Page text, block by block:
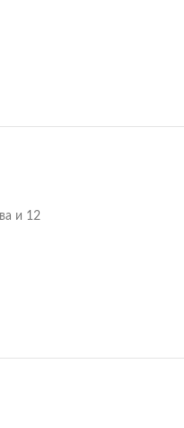
и 12